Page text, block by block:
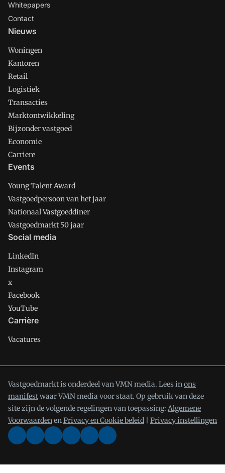
Whitepapers
Contact
Nieuws
Woningen
Kantoren
Retail
Logistiek
Transacties
Marktontwikkeling
Bijzonder vastgoed
Economie
Carriere
Events
Young Talent Award
Vastgoedpersoon van het jaar
Nationaal Vastgoeddiner
Vastgoedmarkt 50 jaar
Social media
LinkedIn
Instagram
x
Facebook
YouTube
Carrière
Vacatures
Vastgoedmarkt is onderdeel van VMN media. Lees inons
manifestwaar VMN media voor staat. Op gebruik van deze
site zijn de volgende regelingen van toepassing: Algemene
VoorwaardenenPrivacy en Cookie beleid Privacy instellingen